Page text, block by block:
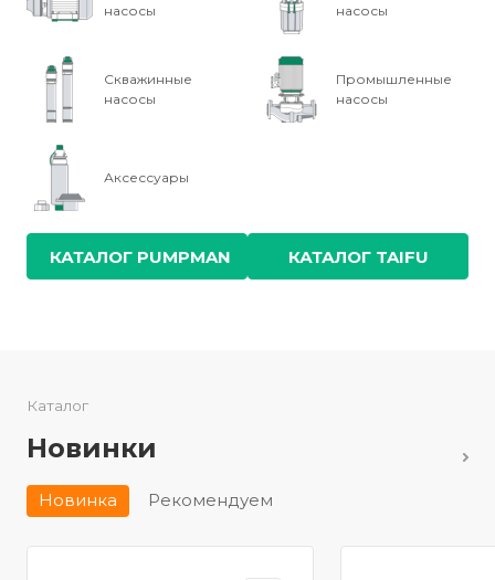
насосы
насосы
Скважинные
насосы
Промышленные
насосы
Аксессуары
КАТАЛОГ PUMPMAN КАТАЛОГ TAIFU
Каталог
Новинки
Новинка Рекомендуем